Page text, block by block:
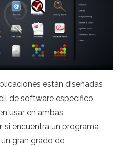
están diseñadas
de software específico,
usar en ambas
si encuentra un programa
gran grado de